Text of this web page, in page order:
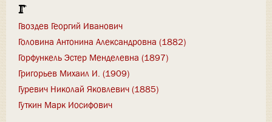
Г
Гвоздев Георгий Иванович
Головина Антонина Александровна (1882)
Горфункель Эстер Менделевна (1897)
Григорьев Михаил И. (1909)
Гуревич Николай Яковлевич (1885)
Гуткин Марк Иосифович